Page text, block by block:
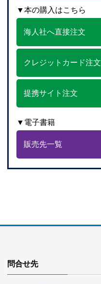
▼本の購入はこちら
海人社へ直接注文
クレジットカード注文
提携サイト注文
▼電子書籍
販売先一覧
問合せ先